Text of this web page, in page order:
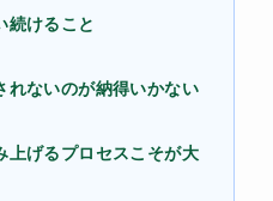
続けること
れないのが納得いかない
上げるプロセスこそが大